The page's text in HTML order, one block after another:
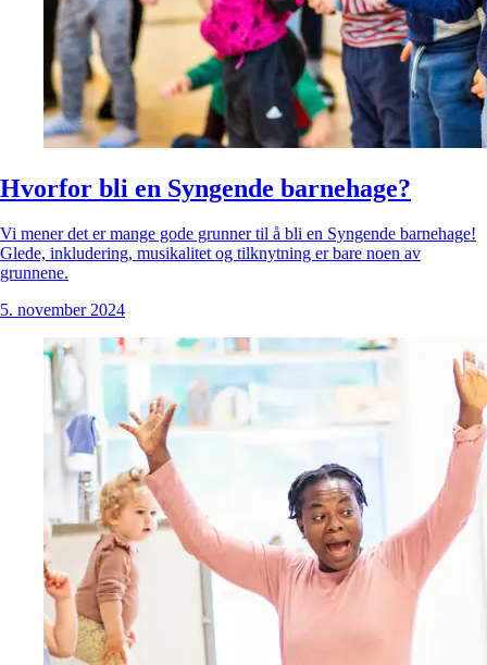
Hvorfor bli en Syngende barnehage?
Vi mener det er mange gode grunner til å bli en Syngende barnehage!
Glede, inkludering, musikalitet og tilknytning er bare noen av
grunnene.
5. november 2024